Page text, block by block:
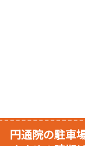
円通院の駐車